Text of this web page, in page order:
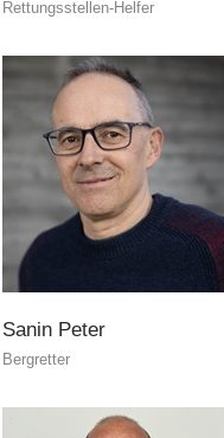
ITAT 4187
Rettungsstellen-Helfer
Sanin Peter
Bergretter